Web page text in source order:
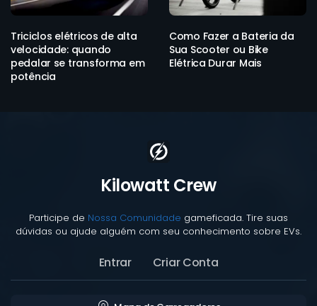
Triciclos elétricos de alta
velocidade: quando
pedalar se transforma em
potência
Como Fazer a Bateria da
Sua Scooter ou Bike
Elétrica Durar Mais
Kilowatt Crew
Participe de Nossa Comunidade gameficada. Tire suas
dúvidas ou ajude alguém com seu conhecimento sobre EVs.
Entrar Criar Conta